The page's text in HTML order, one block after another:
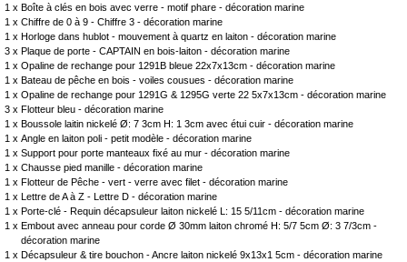
1 x Boîte à clés en bois avec verre - motif phare - décoration marine
1 x Chiffre de 0 à 9 - Chiffre 3 - décoration marine
1 x Horloge dans hublot - mouvement à quartz en laiton - décoration marine
3 x Plaque de porte - CAPTAIN en bois-laiton - décoration marine
1 x Opaline de rechange pour 1291B bleue 22x7x13cm - décoration marine
1 x Bateau de pêche en bois - voiles cousues - décoration marine
1 x Opaline de rechange pour 1291G & 1295G verte 22 5x7x13cm - décoration marine
3 x Flotteur bleu - décoration marine
1 x Boussole laitin nickelé Ø: 7 3cm H: 1 3cm avec étui cuir - décoration marine
1 x Angle en laiton poli - petit modèle - décoration marine
1 x Support pour porte manteaux fixé au mur - décoration marine
1 x Chausse pied manille - décoration marine
1 x Flotteur de Pêche - vert - verre avec filet - décoration marine
1 x
Lettre de A à Z - Lettre D - décoration marine
1 x Porte-clé - Requin décapsuleur laiton nickelé L: 15 5/11cm - décoration marine
1 x Embout avec anneau pour corde Ø 30mm laiton chromé H: 5/7 5cm Ø: 3 7/3cm -
décoration marine
1 x Décapsuleur & tire bouchon - Ancre laiton nickelé 9x13x1 5cm - décoration marine